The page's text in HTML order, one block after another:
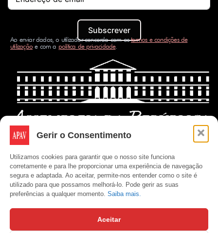
Gerir o Consentimento
Utilizamos cookies para garantir que o nosso site funciona
corretamente e para lhe proporcionar uma experiência de navegação
segura e adaptada. Ao aceitar, permite-nos entender como o site é
utilizado para que possamos melhorá-lo. Pode gerir as suas
preferências a qualquer momento. Saiba mais.
Aceitar
Subscrever
Ao enviar dados, o utilizador concorda com ostermos e condições de
utilizaçãoe com a política de privacidade.